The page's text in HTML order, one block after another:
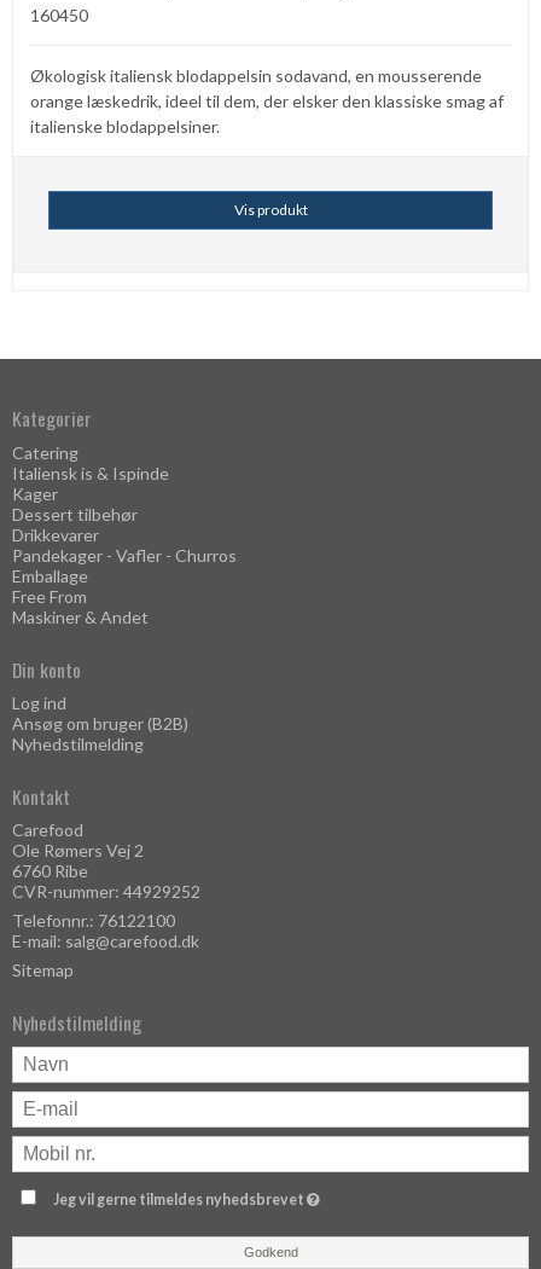
160450
Økologisk italiensk blodappelsin sodavand, en mousserende
orange læskedrik, ideel til dem, der elsker den klassiske smag af
italienske blodappelsiner.
Vis produkt
Kategorier
Catering
Italiensk is & Ispinde
Kager
Dessert tilbehør
Drikkevarer
Pandekager - Vafler - Churros
Emballage
Free From
Maskiner & Andet
Din konto
Log ind
Ansøg om bruger (B2B)
Nyhedstilmelding
Kontakt
Carefood
Ole Rømers Vej 2
6760 Ribe
CVR-nummer: 44929252
Telefonnr.: 76122100
E-mail: salg@carefood.dk
Sitemap
Nyhedstilmelding
Jeg vil gerne tilmeldes nyhedsbrevet
Godkend